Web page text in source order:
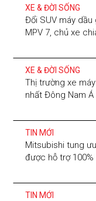
XE & ĐỜI SỐNG
Đổi SUV máy dầu
MPV 7, chủ xe
XE & ĐỜI SỐNG
Thị trường xe
nhất Đông Nam Á
TIN MỚI
Mitsubishi tung
được hỗ trợ
TIN MỚI